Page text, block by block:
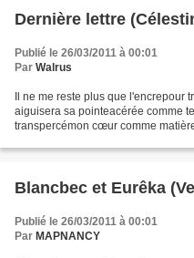
Dernière lettre
Publié le 26/03/2011 à 00:01
Par Walrus
Il ne me reste plus que
aiguisera sa pointeacérée comme
transpercémon cœur comme
Blancbec et Eurêka
Publié le 26/03/2011 à 00:01
Par MAPNANCY